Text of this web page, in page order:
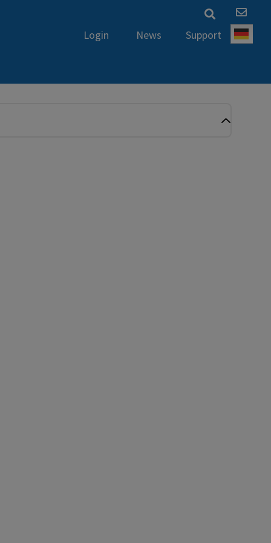
Login News Support